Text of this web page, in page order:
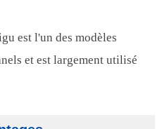
est l'un des modèles
et est largement utilisé